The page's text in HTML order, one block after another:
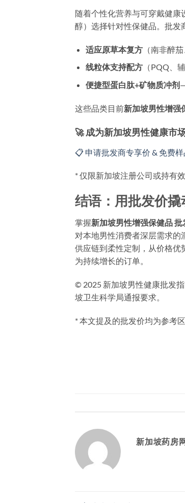
随着个性化营养与可穿戴健康
醇）选择针对性保健品。批发
适应原草本复方（南非醉
线粒体支持配方（PQQ、
便捷型蛋白肽+矿物质冲剂
这些品类目前新加坡男性增强
🚀 成为新加坡男性健康市
📋 申请批发商专享价 & 免费样
* 仅限新加坡注册公司或持有
结语：用批发价
掌握新加坡男性增强保健品 批
对本地男性消费者深层需求
供应链到柔性定制，从价格优
为持续增长的订单。
© 2025 新加坡男性健康批发
坡卫生科学局通报要求。
* 本文提及的批发价均为参考
新加坡药房